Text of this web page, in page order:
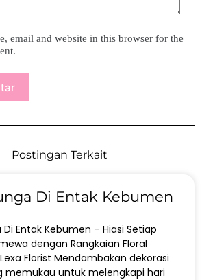
email and website in this browser for the
Postingan Terkait
Di Entak Kebumen
Di Entak Kebumen – Hiasi Setiap
dengan Rangkaian Floral
Florist Mendambakan dekorasi
memukau untuk melengkapi hari